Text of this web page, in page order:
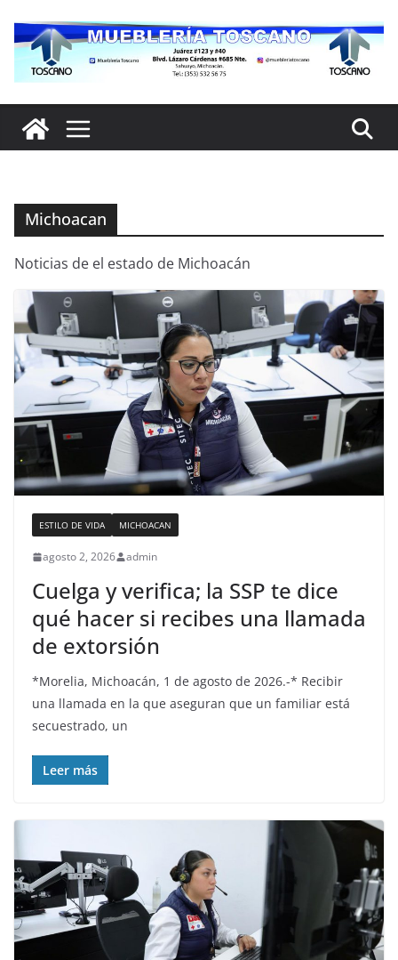
contenido
Michoacan
Noticias de el estado de Michoacán
ESTILO DE VIDA MICHOACAN
agosto 2, 2026 admin
Cuelga y verifica; la SSP te dice
qué hacer si recibes una llamada
de extorsión
*Morelia, Michoacán, 1 de agosto de 2026.-* Recibir
una llamada en la que aseguran que un familiar está
secuestrado, un
Leer más